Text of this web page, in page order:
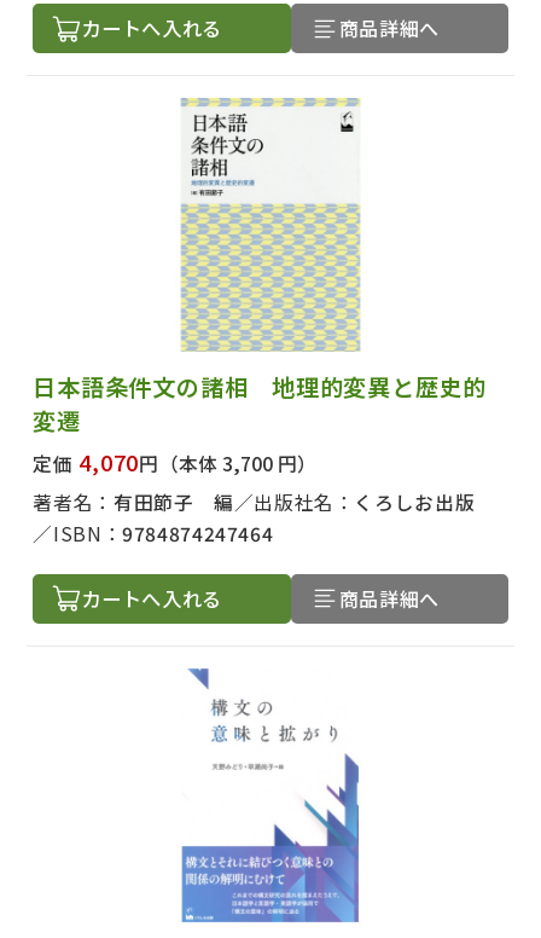
カートへ入れる 商品詳細へ
日本語条件文の諸相 地理的変異と歴史的
変遷
定価 4,070円 （本体 3,700 円）
著者名： 有田節子 編 出版社名： くろしお出版
ISBN：9784874247464
カートへ入れる 商品詳細へ